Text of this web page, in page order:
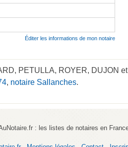
Éditer les informations de mon notaire
PETULLA, ROYER, DUJON
, notaire Sallanches.
: les listes de notaires en